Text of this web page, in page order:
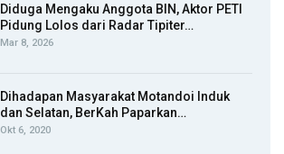
Diduga Mengaku Anggota BIN, Aktor PETI
Pidung Lolos dari Radar Tipiter…
Mar 8, 2026
Dihadapan Masyarakat Motandoi Induk
dan Selatan, BerKah Paparkan…
Okt 6, 2020